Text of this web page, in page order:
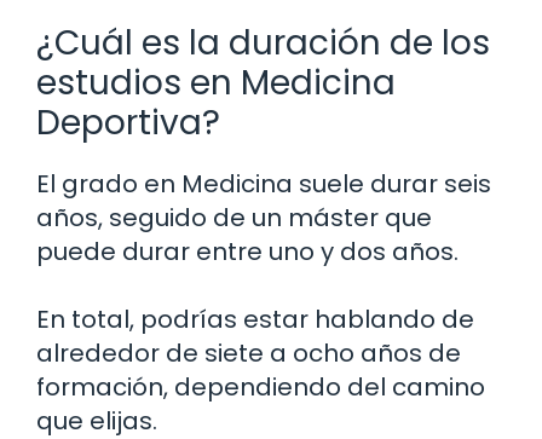
¿Cuál es la duración de los
estudios en Medicina
Deportiva?
El grado en Medicina suele durar seis
años, seguido de un máster que
puede durar entre uno y dos años.
En total, podrías estar hablando de
alrededor de siete a ocho años de
formación, dependiendo del camino
que elijas.